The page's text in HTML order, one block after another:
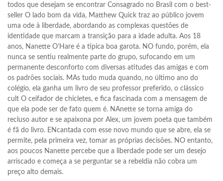
todos que desejam se encontrar Consagrado no Brasil com o best-
seller O lado bom da vida, Matthew Quick traz ao público jovem
uma ode à liberdade, abordando as complexas questões de
identidade que marcam a transição para a idade adulta. Aos 18
anos, Nanette O’Hare é a típica boa garota. NO fundo, porém, ela
nunca se sentiu realmente parte do grupo, sufocando em um
permanente desconforto com diversas atitudes das amigas e com
os padrões sociais. MAs tudo muda quando, no último ano do
colégio, ela ganha um livro de seu professor preferido, o clássico
cult O ceifador de chicletes, e fica fascinada com a mensagem de
que ela pode ser de fato quem é. NAnette se torna amiga do
recluso autor e se apaixona por Alex, um jovem poeta que também
é fã do livro. ENcantada com esse novo mundo que se abre, ela se
permite, pela primeira vez, tomar as próprias decisões. NO entanto,
aos poucos Nanette percebe que a liberdade pode ser um desejo
arriscado e começa a se perguntar se a rebeldia não cobra um
preço alto demais.